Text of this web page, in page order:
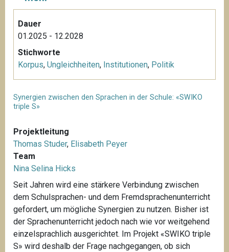
Dauer
01.2025 - 12.2028
Stichworte
Korpus, Ungleichheiten, Institutionen, Politik
Synergien zwischen den Sprachen in der Schule: «SWIKO
triple S»
Projektleitung
Thomas Studer, Elisabeth Peyer
Team
Nina Selina Hicks
Seit Jahren wird eine stärkere Verbindung zwischen
dem Schulsprachen- und dem Fremdsprachenunterricht
gefordert, um mögliche Synergien zu nutzen. Bisher ist
der Sprachenunterricht jedoch nach wie vor weitgehend
einzelsprachlich ausgerichtet. Im Projekt «SWIKO triple
S» wird deshalb der Frage nachgegangen, ob sich